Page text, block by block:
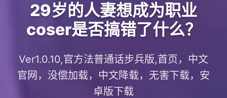
29岁的人妻想成为职业
coser是否搞错了什么？
Ver1.0.10,官方法普通话步兵版,首页，中文
官网，没偿加载，中文降载，无害下载，安
卓版下载